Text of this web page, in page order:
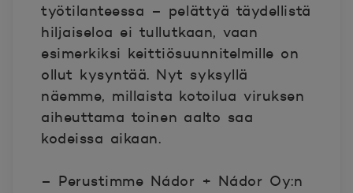
työtilanteessa – pelättyä täydellistä
hiljaiseloa ei tullutkaan, vaan
esimerkiksi keittiösuunnitelmille on
ollut kysyntää. Nyt syksyllä
näemme, millaista kotoilua viruksen
aiheuttama toinen aalto saa
kodeissa aikaan.
– Perustimme Nádor + Nádor Oy:n